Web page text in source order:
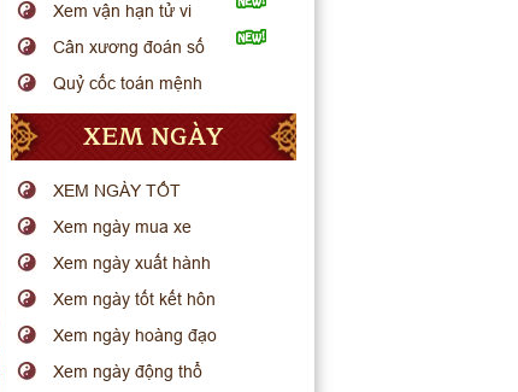
Xem vận hạn tử vi
Cân xương đoán số
Quỷ cốc toán mệnh
XEM NGÀY
XEM NGÀY TỐT
Xem ngày mua xe
Xem ngày xuất hành
Xem ngày tốt kết hôn
Xem ngày hoàng đạo
Xem ngày động thổ